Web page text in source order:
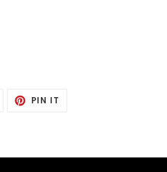
POSTINGPIN IT